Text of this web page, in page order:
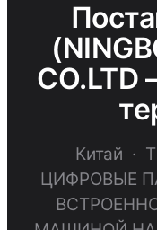
CO.LTD
Китай ·
ЦИФРОВЫЕ